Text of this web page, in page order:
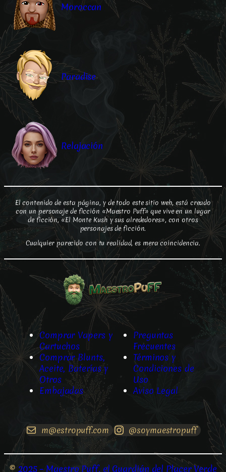
Moroccan
Paradise
Relajación
El contenido de esta página, y de todo este sitio web, está creado
con un personaje de ficción «Maestro Puff» que vive en un lugar
de ficción, «El Monte Kush y sus alrededores», con otros
personajes de ficción.
Cualquier parecido con tu realidad, es mera coincidencia.
Comprar Vapers y
Cartuchos
Comprar Blunts,
Aceite, Baterías y
Otros
Embajadas
Preguntas
Frecuentes
Términos y
Condiciones de
Uso
Aviso Legal
m@estropuff.com @soymaestropuff
© 2025 – Maestro Puff, el Guardián del Placer Verde